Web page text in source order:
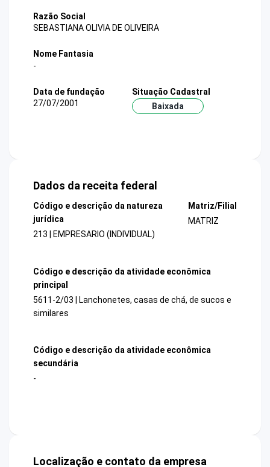
Razão Social
SEBASTIANA OLIVIA DE OLIVEIRA
Nome Fantasia
-
Data de fundação
27/07/2001
Situação Cadastral
Baixada
Dados da receita federal
Código e descrição da natureza
jurídica
213 | EMPRESARIO (INDIVIDUAL)
Matriz/Filial
MATRIZ
Código e descrição da atividade econômica
principal
5611-2/03 | Lanchonetes, casas de chá, de sucos e
similares
Código e descrição da atividade econômica
secundária
-
Localização e contato da empresa